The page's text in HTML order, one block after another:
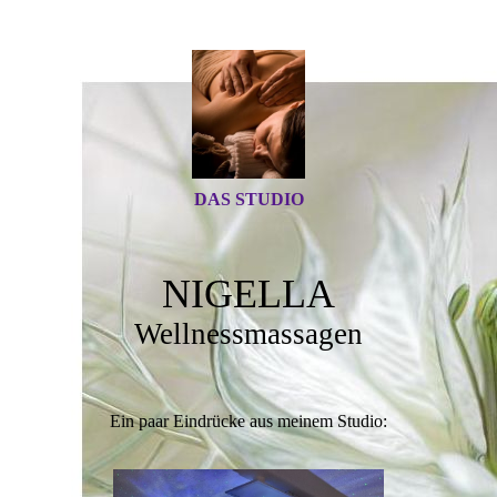
DAS STUDIO
NIGELLA
Wellnessmassagen
Ein paar Eindrücke aus meinem Studio: